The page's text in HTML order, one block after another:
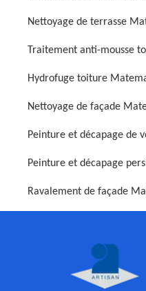
Nettoyage de terrasse
Traitement anti-mousse
Hydrofuge toiture
Nettoyage de façade
Peinture et décapage de
Peinture et décapage
Ravalement de façade